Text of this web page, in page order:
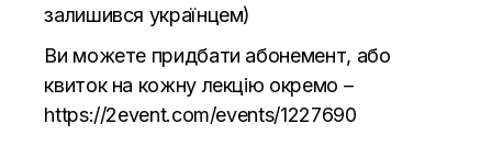
залишився українцем)
Ви можете придбати абонемент, або
квиток на кожну лекцію окремо –
https://2event.com/events/1227690